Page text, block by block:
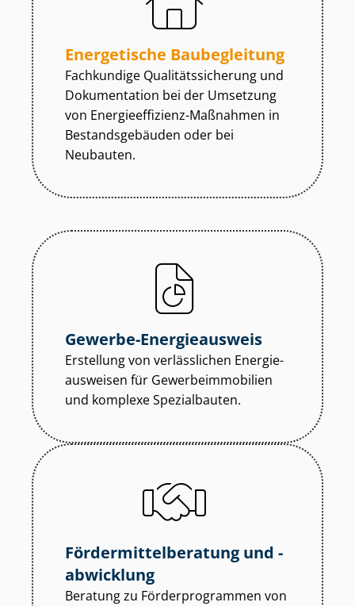
Energetische Baubegleitung
Fachkundige Qua­li­täts­si­che­rung und
Dokumentation bei der Umsetzung
von En­er­gie­ef­fi­zi­enz-Maßnahmen in
Be­stands­ge­bäu­den oder bei
Neubauten.
Gewerbe-Energieausweis
Erstellung von verlässlichen En­er­gie­
aus­wei­sen für Ge­wer­be­im­mo­bi­li­en
und komplexe Spezialbauten.
För­der­mit­tel­be­ra­tung und -
abwicklung
Beratung zu För­der­pro­gram­men von